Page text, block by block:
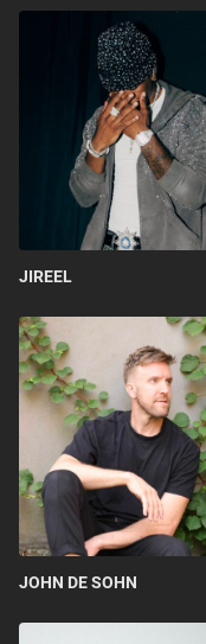
JIREEL
JOHN DE SOHN